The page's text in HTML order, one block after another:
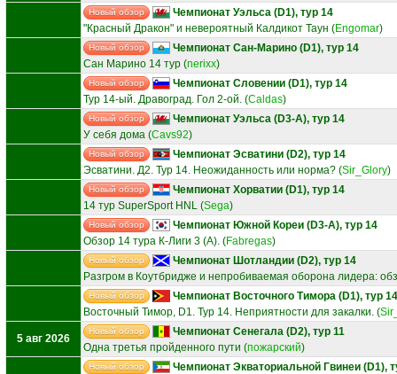
Новый обзор
Чемпионат Уэльса (D1), тур 14
"Красный Дракон" и невероятный Калдикот Таун (Engomar)
Новый обзор
Чемпионат Сан-Марино (D1), тур 14
Сан Марино 14 тур (nerixx)
Новый обзор
Чемпионат Словении (D1), тур 14
Тур 14-ый. Дравоград. Гол 2-ой. (Caldas)
Новый обзор
Чемпионат Уэльса (D3-A), тур 14
У себя дома (Cavs92)
Новый обзор
Чемпионат Эсватини (D2), тур 14
Эсватини. Д2. Тур 14. Неожиданность или норма? (Sir_Glory)
Новый обзор
Чемпионат Хорватии (D1), тур 14
14 тур SuperSport HNL (Sega)
Новый обзор
Чемпионат Южной Кореи (D3-A), тур 14
Обзор 14 тура К-Лиги 3 (А). (Fabregas)
Новый обзор
Чемпионат Шотландии (D2), тур 14
Разгром в Коутбридже и непробиваемая оборона лидера:
Новый обзор
Чемпионат Восточного Тимора (D1), тур 14
Восточный Тимор, D1. Тур 14. Неприятности для закалки. (
5 авг 2026
Новый обзор
Чемпионат Сенегала (D2), тур 11
Одна третья пройденного пути (пожарский)
Новый обзор
Чемпионат Экваториальной Гвинеи (D1),